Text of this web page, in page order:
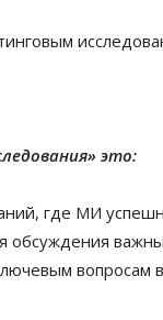
это:
где МИ
вопросам